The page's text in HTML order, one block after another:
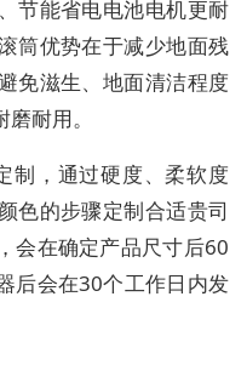
节能省电电池电机更耐
筒优势在于减少地面残
免滋生、地面清洁程度
耐用。
制，通过硬度、柔软度
色的步骤定制合适贵司
会在确定产品尺寸后60
后会在30个工作日内发